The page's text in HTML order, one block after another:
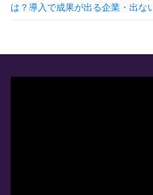
は？導入で成果が出る企業・出な